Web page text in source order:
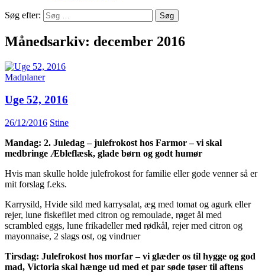
Søg efter:
Månedsarkiv: december 2016
Madplaner
Uge 52, 2016
26/12/2016 Stine
Mandag: 2. Juledag – julefrokost hos Farmor – vi skal
medbringe Æbleflæsk, glade børn og godt humør
Hvis man skulle holde julefrokost for familie eller gode venner så er
mit forslag f.eks.
Karrysild, Hvide sild med karrysalat, æg med tomat og agurk eller
rejer, lune fiskefilet med citron og remoulade, røget ål med
scrambled eggs, lune frikadeller med rødkål, rejer med citron og
mayonnaise, 2 slags ost, og vindruer
Tirsdag: Julefrokost hos morfar – vi glæder os til hygge og god
mad, Victoria skal hænge ud med et par søde tøser til aftens